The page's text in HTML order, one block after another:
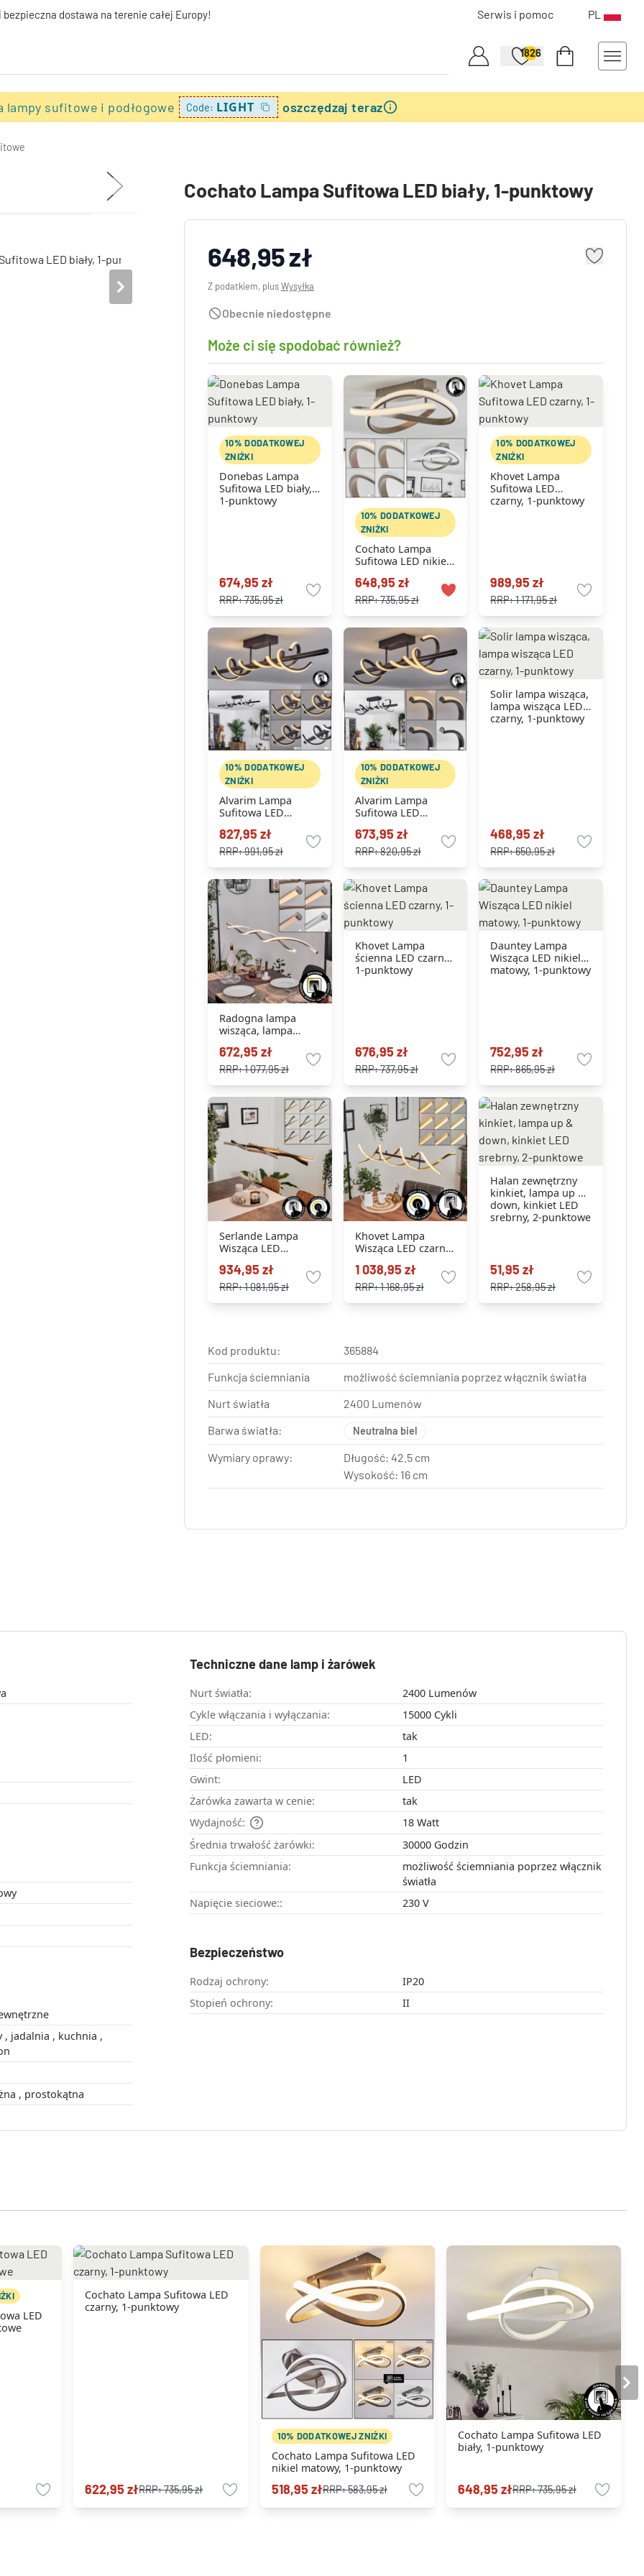
dostawa na terenie całej Europy! Serwis i pomoc PL
1826
lampy sufitowe i podłogowe Code: LIGHT oszczędzaj teraz
Cochato Lampa Sufitowa LED biały, 1-punktowy
648,95 zł
Z podatkiem, plusWysyłka
Obecnie niedostępne
Może ci się spodobać również?
10% DODATKOWEJ
ZNIŻKI
Donebas Lampa
Sufitowa LED biały,
1-punktowy
674,95 zł
RRP:735,95 zł
10% DODATKOWEJ
ZNIŻKI
Cochato Lampa
Sufitowa LED nikiel
648,95 zł
RRP:735,95 zł
10% DODATKOWEJ
ZNIŻKI
Khovet Lampa
Sufitowa LED
czarny, 1-punktowy
989,95 zł
RRP:1 171,95 zł
10% DODATKOWEJ
ZNIŻKI
Alvarim Lampa
Sufitowa LED
827,95 zł
RRP:991,95 zł
10% DODATKOWEJ
ZNIŻKI
Alvarim Lampa
Sufitowa LED
673,95 zł
RRP:820,95 zł
Solir lampa wisząca,
lampa wisząca LED
czarny, 1-punktowy
468,95 zł
RRP:650,95 zł
Radogna lampa
wisząca, lampa
srebrny, 2-punktowe
672,95 zł
RRP:1 077,95 zł
Khovet Lampa
ścienna LED czarny,
1-punktowy
676,95 zł
RRP:737,95 zł
Dauntey Lampa
Wisząca LED nikiel
matowy, 1-punktowy
752,95 zł
RRP:865,95 zł
Serlande Lampa
Wisząca LED
punktowy
934,95 zł
RRP:1 081,95 zł
Khovet Lampa
Wisząca LED czarny,
1 038,95 zł
RRP:1 168,95 zł
Halan zewnętrzny
kinkiet, lampa up &
down, kinkiet LED
srebrny, 2-punktowe
51,95 zł
RRP:258,95 zł
Kod produktu:
365884
Funkcja ściemniania
możliwość ściemniania poprzez włącznik światła
Nurt światła
2400 Lumenów
Barwa światła:
Neutralna biel
Wymiary oprawy:
Długość: 42.5 cm
Wysokość: 16 cm
,
falista , podłużna , prostokątna
Techniczne dane lamp i żarówek
Nurt światła:
2400 Lumenów
Cykle włączania i wyłączania:
15000 Cykli
LED:
tak
Ilość płomieni:
1
Gwint:
LED
Żarówka zawarta w cenie:
tak
Wydajność:
18 Watt
Średnia trwałość żarówki:
30000 Godzin
Funkcja ściemniania:
możliwość ściemniania poprzez włącznik
światła
Napięcie sieciowe::
230 V
Bezpieczeństwo
Rodzaj ochrony:
IP20
Stopień ochrony:
II
LED
Cochato Lampa Sufitowa LED
czarny, 1-punktowy
622,95 złRRP:735,95 zł
10% DODATKOWEJ ZNIŻKI
Cochato Lampa Sufitowa LED
nikiel matowy, 1-punktowy
518,95 złRRP:583,95 zł
Cochato Lampa Sufitowa LED
biały, 1-punktowy
648,95 złRRP:735,95 zł